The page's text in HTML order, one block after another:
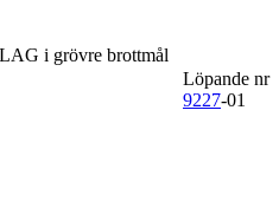
i grövre brottmål
Löpande nr
9227-01